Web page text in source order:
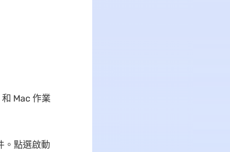
Mac 作業
。點選啟動